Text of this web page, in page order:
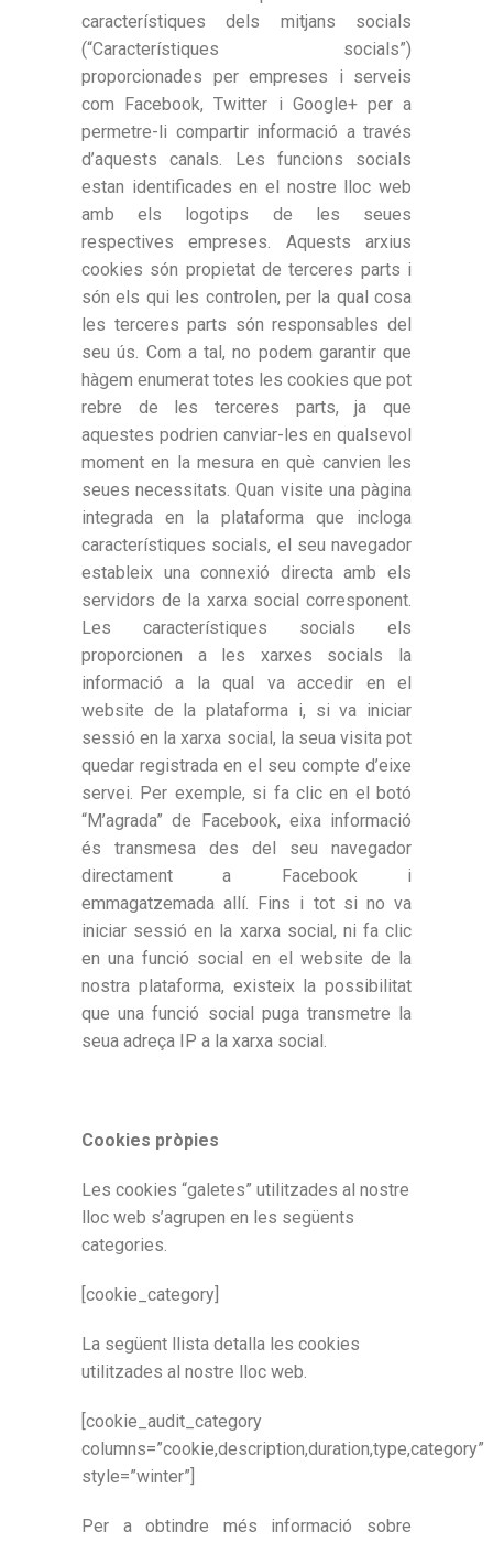
característiques dels mitjans socials
(“Característiques socials”)
proporcionades per empreses i serveis
com Facebook, Twitter i Google+ per a
permetre-li compartir informació a través
d’aquests canals. Les funcions socials
estan identificades en el nostre lloc web
amb els logotips de les seues
respectives empreses. Aquests arxius
cookies són propietat de terceres parts i
són els qui les controlen, per la qual cosa
les terceres parts són responsables del
seu ús. Com a tal, no podem garantir que
hàgem enumerat totes les cookies que pot
rebre de les terceres parts, ja que
aquestes podrien canviar-les en qualsevol
moment en la mesura en què canvien les
seues necessitats. Quan visite una pàgina
integrada en la plataforma que incloga
característiques socials, el seu navegador
estableix una connexió directa amb els
servidors de la xarxa social corresponent.
Les característiques socials els
proporcionen a les xarxes socials la
informació a la qual va accedir en el
website de la plataforma i, si va iniciar
sessió en la xarxa social, la seua visita pot
quedar registrada en el seu compte d’eixe
servei. Per exemple, si fa clic en el botó
“M’agrada” de Facebook, eixa informació
és transmesa des del seu navegador
directament a Facebook i
emmagatzemada allí. Fins i tot si no va
iniciar sessió en la xarxa social, ni fa clic
en una funció social en el website de la
nostra plataforma, existeix la possibilitat
que una funció social puga transmetre la
seua adreça IP a la xarxa social.
Cookies pròpies
Les cookies “galetes” utilitzades al nostre
lloc web s’agrupen en les següents
categories.
[cookie_category]
La següent llista detalla les cookies
utilitzades al nostre lloc web.
[cookie_audit_category
columns=”cookie,description,duration,type,category”
style=”winter”]
Per a obtindre més informació sobre